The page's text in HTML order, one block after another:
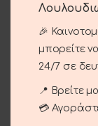
Floral
🎉
μπορείτε
24/7 σε
📍 Βρείτε
💳